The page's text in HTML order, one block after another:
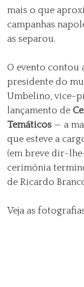
mais o que
campanhas
as separou.
O evento contou
presidente do
Umbelino, vice-
lançamento de
Temáticos — a
que esteve a
(em breve dir-
cerimónia
de Ricardo
Veja as